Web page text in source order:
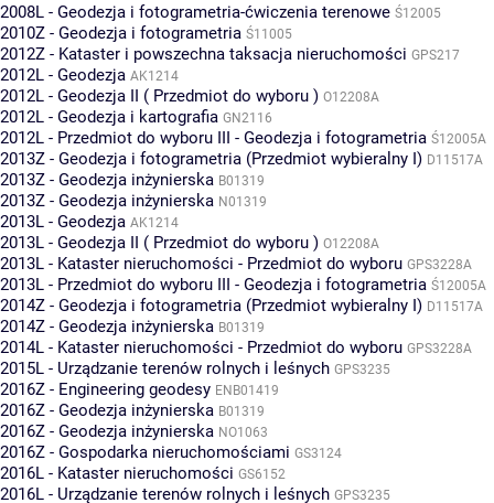
2008L - Geodezja i fotogrametria-ćwiczenia terenowe Ś12005
2010Z - Geodezja i fotogrametria Ś11005
2012Z - Kataster i powszechna taksacja nieruchomości GPS217
2012L - Geodezja AK1214
2012L - Geodezja II ( Przedmiot do wyboru ) O12208A
2012L - Geodezja i kartografia GN2116
2012L - Przedmiot do wyboru III - Geodezja i fotogrametria Ś12005A
2013Z - Geodezja i fotogrametria (Przedmiot wybieralny I) D11517A
2013Z - Geodezja inżynierska B01319
2013Z - Geodezja inżynierska N01319
2013L - Geodezja AK1214
2013L - Geodezja II ( Przedmiot do wyboru ) O12208A
2013L - Kataster nieruchomości - Przedmiot do wyboru GPS3228A
2013L - Przedmiot do wyboru III - Geodezja i fotogrametria Ś12005A
2014Z - Geodezja i fotogrametria (Przedmiot wybieralny I) D11517A
2014Z - Geodezja inżynierska B01319
2014L - Kataster nieruchomości - Przedmiot do wyboru GPS3228A
2015L - Urządzanie terenów rolnych i leśnych GPS3235
2016Z - Engineering geodesy ENB01419
2016Z - Geodezja inżynierska B01319
2016Z - Geodezja inżynierska NO1063
2016Z - Gospodarka nieruchomościami GS3124
2016L - Kataster nieruchomości GS6152
2016L - Urządzanie terenów rolnych i leśnych GPS3235